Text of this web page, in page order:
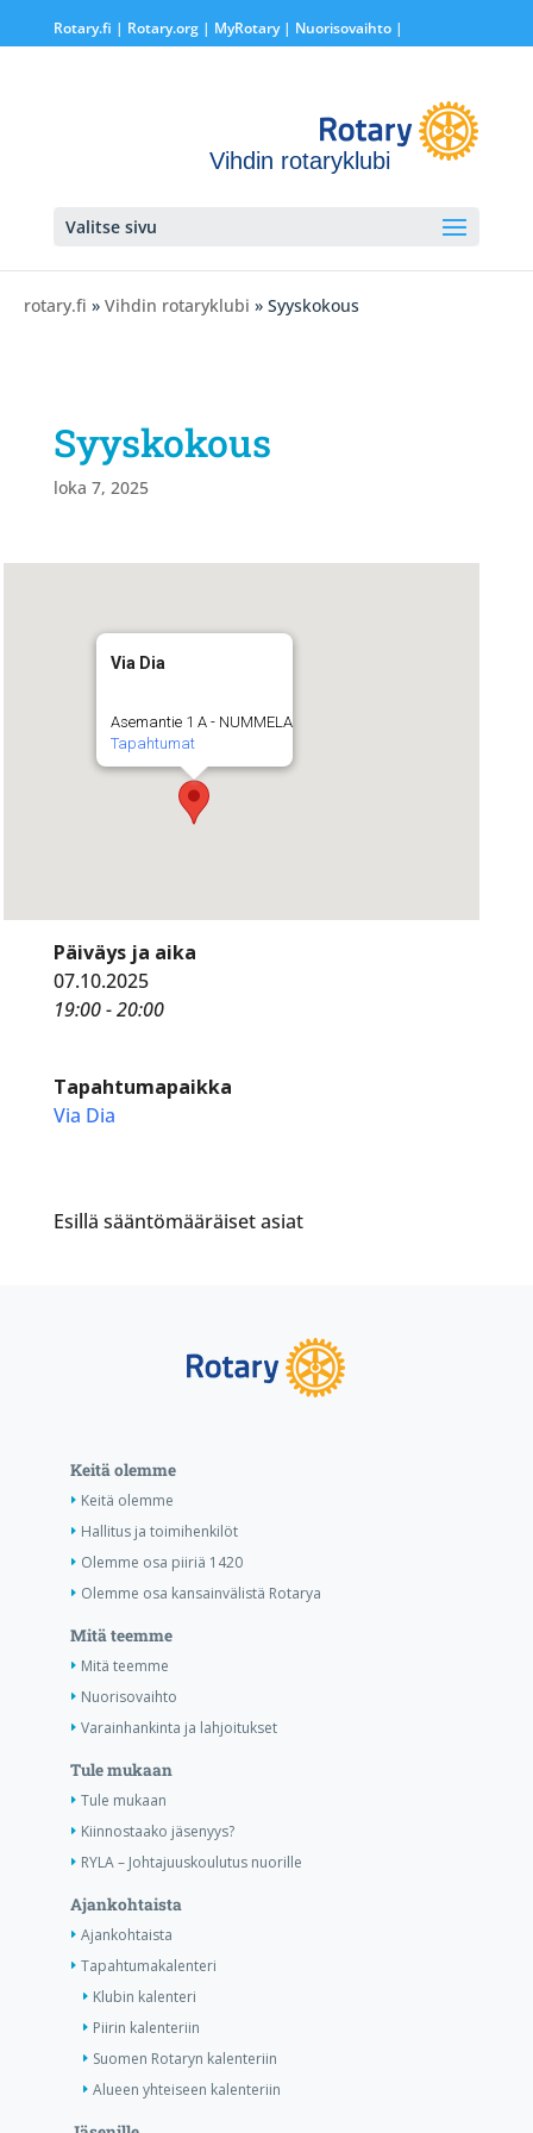
Rotary.fi | Rotary.org| MyRotary | Nuorisovaihto|
Vihdin rotaryklubi
Valitse sivu
rotary.fi » Vihdin rotaryklubi » Syyskokous
Syyskokous
loka 7, 2025
Via Dia
Asemantie 1 A - NUMMELA
Tapahtumat
Päiväys ja aika
07.10.2025
19:00 - 20:00
Tapahtumapaikka
Via Dia
Esillä sääntömääräiset asiat
Keitä olemme
Keitä olemme
Hallitus ja toimihenkilöt
Olemme osa piiriä 1420
Olemme osa kansainvälistä Rotarya
Mitä teemme
Mitä teemme
Nuorisovaihto
Varainhankinta ja lahjoitukset
Tule mukaan
Tule mukaan
Kiinnostaako jäsenyys?
RYLA – Johtajuuskoulutus nuorille
Ajankohtaista
Ajankohtaista
Tapahtumakalenteri
Klubin kalenteri
Piirin kalenteriin
Suomen Rotaryn kalenteriin
Alueen yhteiseen kalenteriin